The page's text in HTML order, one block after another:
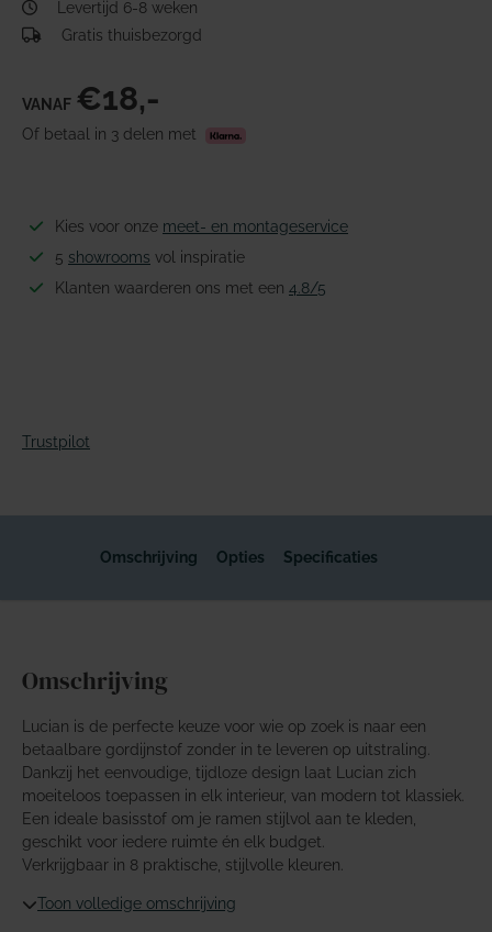
Levertijd 6-8 weken
Gratis thuisbezorgd
VANAF €18,-
Of betaal in 3 delen met
Kies voor onze meet- en montageservice
5 showrooms vol inspiratie
Klanten waarderen ons met een 4.8/5
Trustpilot
Omschrijving Opties Specificaties
Omschrijving
Lucian is de perfecte keuze voor wie op zoek is naar een
betaalbare gordijnstof zonder in te leveren op uitstraling.
Dankzij het eenvoudige, tijdloze design laat Lucian zich
moeiteloos toepassen in elk interieur, van modern tot klassiek.
Een ideale basisstof om je ramen stijlvol aan te kleden,
geschikt voor iedere ruimte én elk budget.
Verkrijgbaar in 8 praktische, stijlvolle kleuren.
Toon volledige omschrijving